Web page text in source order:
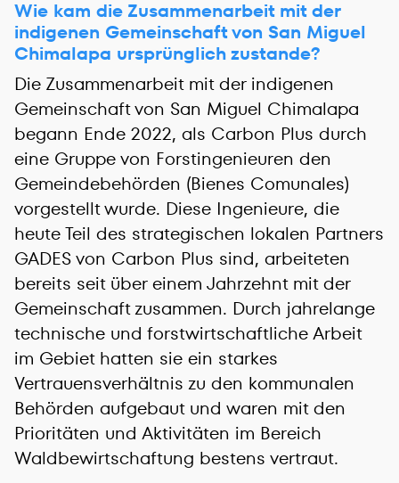
Wie kam die Zusammenarbeit mit der
indigenen Gemeinschaft von San Miguel
Chimalapa ursprünglich zustande?
Die Zusammenarbeit mit der indigenen
Gemeinschaft von San Miguel Chimalapa
begann Ende 2022, als Carbon Plus durch
eine Gruppe von Forstingenieuren den
Gemeindebehörden (Bienes Comunales)
vorgestellt wurde. Diese Ingenieure, die
heute Teil des strategischen lokalen Partners
GADES von Carbon Plus sind, arbeiteten
bereits seit über einem Jahrzehnt mit der
Gemeinschaft zusammen. Durch jahrelange
technische und forstwirtschaftliche Arbeit
im Gebiet hatten sie ein starkes
Vertrauensverhältnis zu den kommunalen
Behörden aufgebaut und waren mit den
Prioritäten und Aktivitäten im Bereich
Waldbewirtschaftung bestens vertraut.